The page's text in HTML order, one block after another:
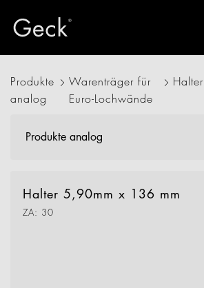
Produkte
analog
Warenträger für
Euro-Lochwände
Halter
Produkte analog
Halter 5,90mm x 136 mm
ZA: 30